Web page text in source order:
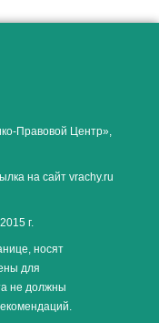
Правовой Центр»,
на сайт vrachy.ru
г.
носят
для
не должны